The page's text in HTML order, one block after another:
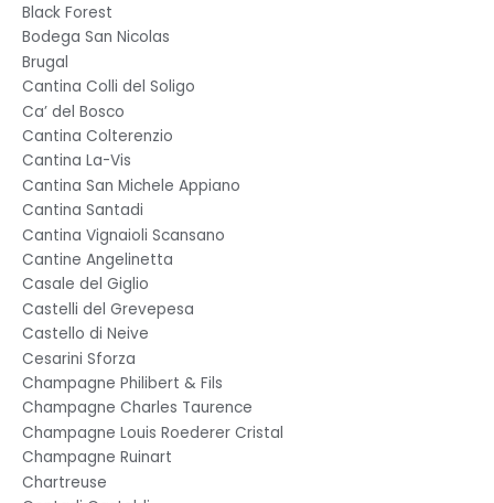
Black Forest
Bodega San Nicolas
Brugal
Cantina Colli del Soligo
Ca’ del Bosco
Cantina Colterenzio
Cantina La-Vis
Cantina San Michele Appiano
Cantina Santadi
Cantina Vignaioli Scansano
Cantine Angelinetta
Casale del Giglio
Castelli del Grevepesa
Castello di Neive
Cesarini Sforza
Champagne Philibert & Fils
Champagne Charles Taurence
Champagne Louis Roederer Cristal
Champagne Ruinart
Chartreuse